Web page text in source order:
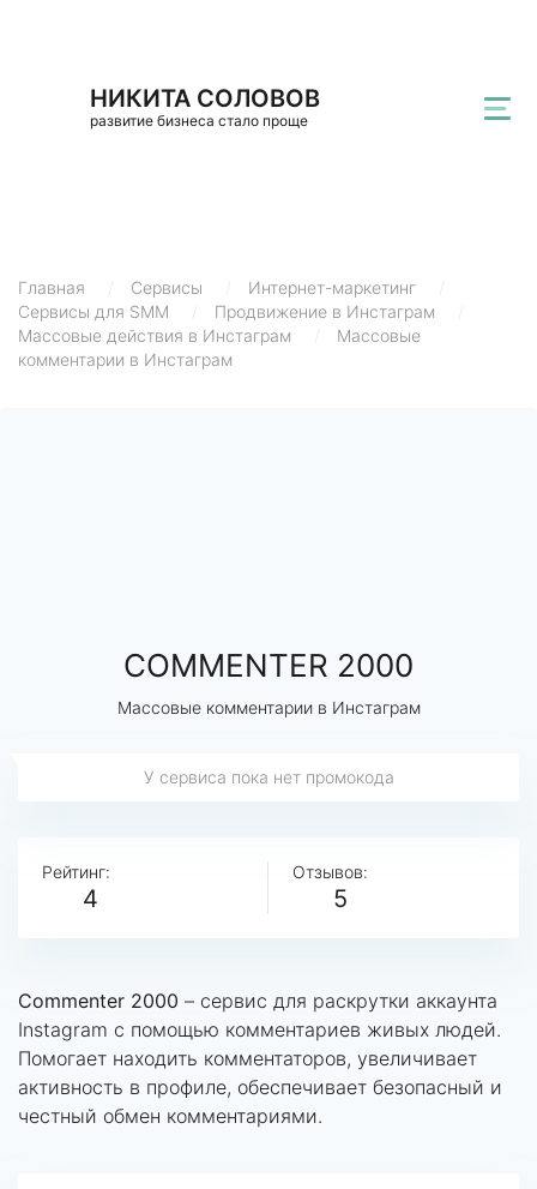
НИКИТА СОЛОВОВ
развитие бизнеса стало проще
Главная Сервисы Интернет-маркетинг
Сервисы для SMM
Продвижение в Инстаграм
Массовые действия в Инстаграм
Массовые
комментарии в Инстаграм
COMMENTER 2000
Массовые комментарии в Инстаграм
У сервиса пока нет промокода
Рейтинг:
4
Отзывов:
5
Commenter 2000 – сервис для раскрутки аккаунта
Instagram с помощью комментариев живых людей.
Помогает находить комментаторов, увеличивает
активность в профиле, обеспечивает безопасный и
честный обмен комментариями.